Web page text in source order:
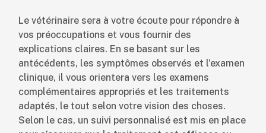
Le vétérinaire sera à votre écoute pour répondre à
vos préoccupations et vous fournir des
explications claires. En se basant sur les
antécédents, les symptômes observés et l’examen
clinique, il vous orientera vers les examens
complémentaires appropriés et les traitements
adaptés, le tout selon votre vision des choses.
Selon le cas, un suivi personnalisé est mis en place